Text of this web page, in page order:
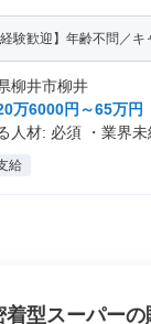
経験歓迎】年齢不問／
柳井市柳井
万6000円～65万円
人材: 必須 ・業界
給
着型スーパー